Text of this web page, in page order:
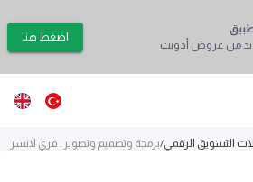
من عروض أدويت
اضغط هنا
التسويق الرقمي/برمجة وتصميم وتصوير . فري لانسر